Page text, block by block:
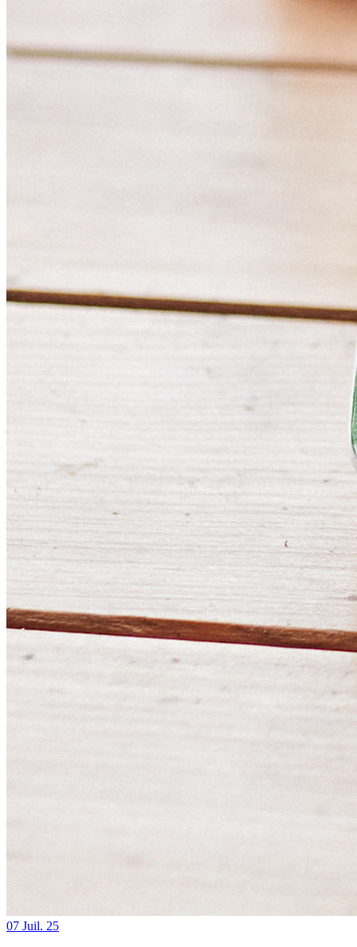
07 Juil. 25